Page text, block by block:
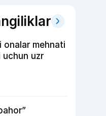
onalar mehnati
uchun uzr